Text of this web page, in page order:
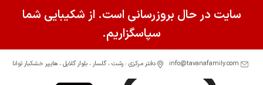
دفتر مرکزی : رشت ، گلسار ، بلوار گلایل ، هایپر خشکبار توانا
سایت در حال بروزرسانی است. از شکیبایی شما
سپاسگزاریم.